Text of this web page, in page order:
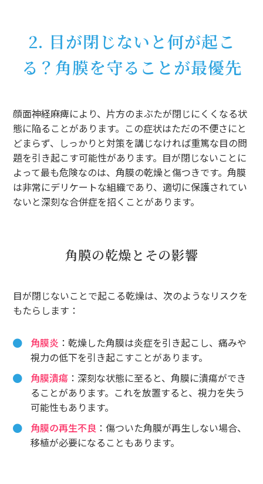
2. 目が閉じないと何が起こ
る？角膜を守ることが最優先
顔面神経麻痺により、片方のまぶたが閉じにくくなる状
態に陥ることがあります。この症状はただの不便さにと
どまらず、しっかりと対策を講じなければ重篤な目の問
題を引き起こす可能性があります。目が閉じないことに
よって最も危険なのは、角膜の乾燥と傷つきです。角膜
は非常にデリケートな組織であり、適切に保護されてい
ないと深刻な合併症を招くことがあります。
角膜の乾燥とその影響
目が閉じないことで起こる乾燥は、次のようなリスクを
もたらします：
角膜炎 ：乾燥した角膜は炎症を引き起こし、痛みや
視力の低下を引き起こすことがあります。
角膜潰瘍 ：深刻な状態に至ると、角膜に潰瘍ができ
ることがあります。これを放置すると、視力を失う
可能性もあります。
角膜の再生不良 ：傷ついた角膜が再生しない場合、
移植が必要になることもあります。